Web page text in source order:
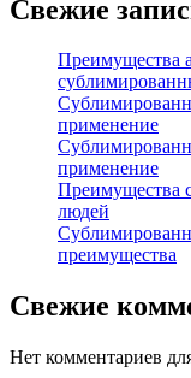
Свежие
Преимущества
применение
применение
Преимущества
людей
преимущества
Свежие
Нет комментариев